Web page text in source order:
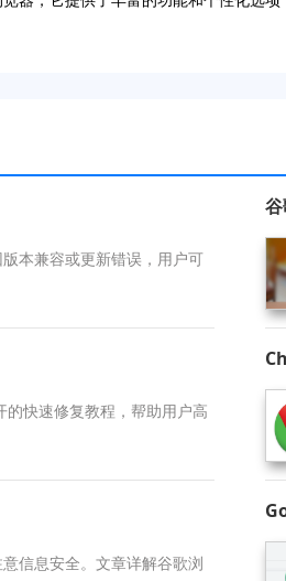
本兼容或更新错误，用户可
快速修复教程，帮助用户高
信息安全。文章详解谷歌浏